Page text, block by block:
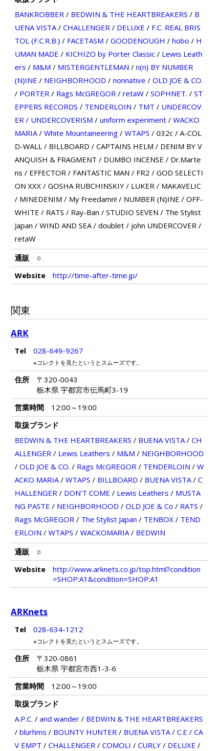
BANKROBBER/ BEDWIN & THE HEARTBREAKERS / B
UENA VISTA/ CHALLENGER/ DELUXE / F.C. REAL BRIS
TOL (F.C.R.B.) / FACETASM / GOODENOUGH / hobo / H
UMAN MADE / KICHIZO by Porter Classic/ Lewis Leath
ers / M&M / MISTERGENTLEMAN / n(n) BY NUMBER
(N)INE / NEIGHBORHOOD / nonnative / OLD JOE & CO.
/ PORTER/ Rags McGREGOR/ retaW/ SOPHNET. / ST
EPPERS RECORDS / TENDERLOIN / TMT / UNDERCOV
ER / UNDERCOVERISM / uniform experiment/ WACKO
MARIA/ White Mountaineering/ WTAPS / 032c/ A-COL
D-WALL/ BILLBOARD / CAPTAINS HELM / DENIM BY V
ANQUISH & FRAGMENT / DUMBO INCENSE / Dr.Marte
ns / EFFECTOR/ FANTASTIC MAN / FR2 / GOD SELECTI
ON XXX/ GOSHA RUBCHINSKIY/ LUKER/ MAKAVELIC
/ MINEDENIM / My Freedamn! / NUMBER (N)INE / OFF-
WHITE / RATS / Ray-Ban / STUDIO SEVEN / The Stylist
Japan / WIND AND SEA/ doublet/ john UNDERCOVER/
retaW
通販
○
Website
http://time-after-time.jp/
関東
ARK
Tel 028-649-9267
※コレクトを見たというとスムーズです。
住所
〒320-0043
栃木県 宇都宮市伝馬町3-19
営業時間
12:00～19:00
取扱ブランド
BEDWIN & THE HEARTBREAKERS / BUENA VISTA/ CH
ALLENGER/ Lewis Leathers / M&M / NEIGHBORHOOD
/ OLD JOE & CO. / Rags McGREGOR/ TENDERLOIN / W
ACKO MARIA/ WTAPS / BILLBOARD / BUENA VISTA/ C
HALLENGER/ DON'T COME / Lewis Leathers / MUSTA
NG PASTE / NEIGHBORHOOD / OLD JOE & Co / RATS /
Rags McGREGOR/ The Stylist Japan / TENBOX/ TEND
ERLOIN / WTAPS / WACKOMARIA/ BEDWIN
通販
○
Website
http://www.arknets.co.jp/top.html?condition
=SHOP:A1&condition=SHOP:A1
ARKnets
Tel 028-634-1212
※コレクトを見たというとスムーズです。
住所
〒320-0861
栃木県 宇都宮市西1-3-6
営業時間
12:00～19:00
取扱ブランド
A.P.C. / and wander/ BEDWIN & THE HEARTBREAKERS
/ blurhms / BOUNTY HUNTER/ BUENA VISTA/ C.E / CA
V EMPT / CHALLENGER/ COMOLI / CURLY/ DELUXE /